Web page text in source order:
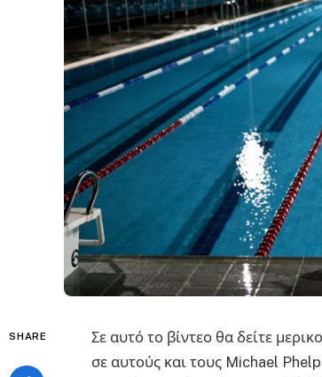
SHARE
Σε αυτό το βίντεο θα δείτε
σε αυτούς και τους Michael